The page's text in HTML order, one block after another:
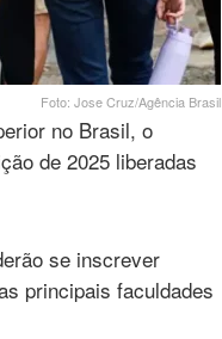
Foto: Jose Cruz/Agência Brasil
no Brasil, o
de 2025 liberadas
se inscrever
principais faculdades